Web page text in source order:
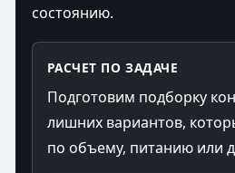
состоянию.
РАСЧЕТ ПО ЗАДАЧЕ
Подготовим подборку
лишних вариантов,
по объему, питанию или